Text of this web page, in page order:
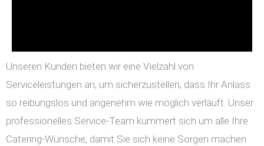
Unseren Kunden bieten wir eine Vielzahl von
Serviceleistungen an, um sicherzustellen, dass Ihr Anlass
so reibungslos und angenehm wie möglich verläuft. Unser
professionelles Service-Team kümmert sich um alle Ihre
Catering-Wünsche, damit Sie sich keine Sorgen machen